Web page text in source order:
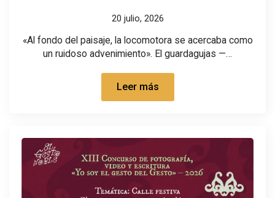
20 julio, 2026
«Al fondo del paisaje, la locomotora se acercaba como
un ruidoso advenimiento». El guardagujas —…
Leer más